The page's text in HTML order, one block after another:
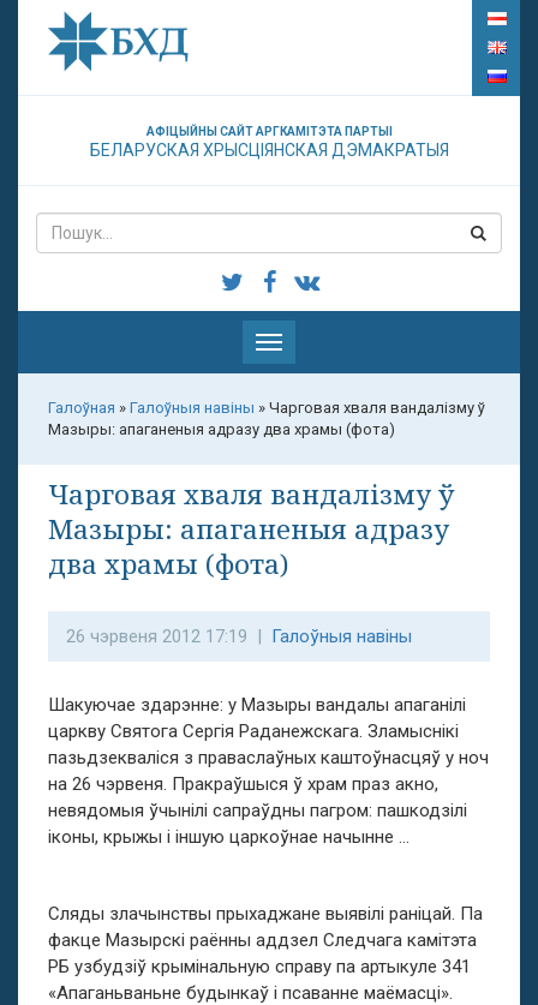
АФІЦЫЙНЫ САЙТ АРГКАМІТЭТА ПАРТЫІ
БЕЛАРУСКАЯ ХРЫСЦІЯНСКАЯ ДЭМАКРАТЫЯ
Паказаць
меню
Галоўная » Галоўныя навіны » Чарговая хваля вандалізму ў
Мазыры: апаганеныя адразу два храмы (фота)
Чарговая хваля вандалізму ў
Мазыры: апаганеныя адразу
два храмы (фота)
26 чэрвеня 2012 17:19 | Галоўныя навіны
Шакуючае здарэнне: у Мазыры вандалы апаганілі
царкву Святога Сергія Раданежскага. Зламыснікі
пазьдзекваліся з праваслаўных каштоўнасцяў у ноч
на 26 чэрвеня. Пракраўшыся ў храм праз акно,
невядомыя ўчынілі сапраўдны пагром: пашкодзілі
іконы, крыжы і іншую царкоўнае начынне …
Сляды злачынствы прыхаджане выявілі раніцай. Па
факце Мазырскі раённы аддзел Следчага камітэта
РБ узбудзіў крымінальную справу па артыкуле 341
«Апаганьваньне будынкаў і псаванне маёмасці».